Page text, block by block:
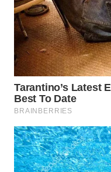
SEMARANG
WN
SOLO
WN
BOROBUDUR
MADURA
WN